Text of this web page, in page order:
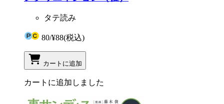
タテ読み
80/¥88(税込)
カートに追加
カートに追加しました